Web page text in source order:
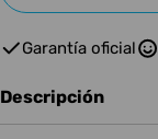
Garantía oficial
Descripción